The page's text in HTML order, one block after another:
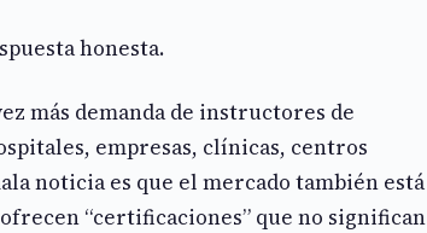
honesta.
más demanda de instructores de
empresas, clínicas, centros
noticia es que el mercado también está
“certificaciones” que no significan